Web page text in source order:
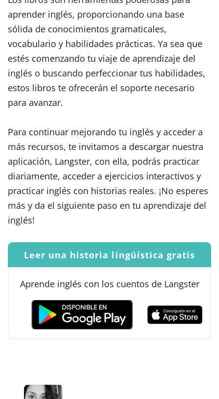
aprender inglés, proporcionando una base
sólida de conocimientos gramaticales,
vocabulario y habilidades prácticas. Ya sea que
estés comenzando tu viaje de aprendizaje del
inglés o buscando perfeccionar tus habilidades,
estos libros te ofrecerán el soporte necesario
para avanzar.
Para continuar mejorando tu inglés y acceder a
más recursos, te invitamos a descargar nuestra
aplicación, Langster, con ella, podrás practicar
diariamente, acceder a ejercicios interactivos y
practicar inglés con historias reales. ¡No esperes
más y da el siguiente paso en tu aprendizaje del
inglés!
Leer una historia lingüística gratis
Aprende inglés con los cuentos de Langster